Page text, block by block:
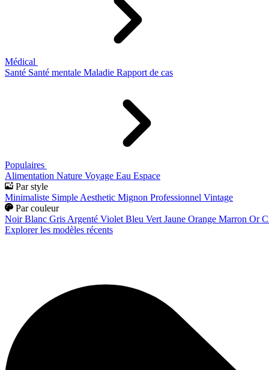
Médical
Santé Santé mentale Maladie Rapport de cas
Populaires
Alimentation Nature Voyage Eau Espace
Par style
Minimaliste Simple Aesthetic Mignon Professionnel Vintage
Par couleur
Noir Blanc Gris Argenté Violet Bleu Vert Jaune Orange Marron Or
Explorer les modèles récents